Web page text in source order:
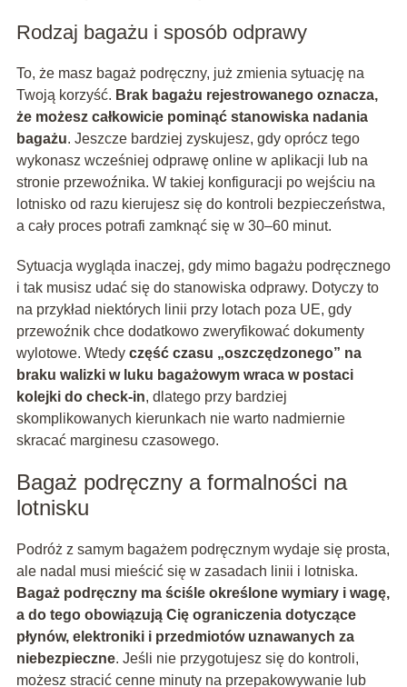
Rodzaj bagażu i sposób odprawy
To, że masz bagaż podręczny, już zmienia sytuację na
Twoją korzyść. Brak bagażu rejestrowanego oznacza,
że możesz całkowicie pominąć stanowiska nadania
bagażu. Jeszcze bardziej zyskujesz, gdy oprócz tego
wykonasz wcześniej odprawę online w aplikacji lub na
stronie przewoźnika. W takiej konfiguracji po wejściu na
lotnisko od razu kierujesz się do kontroli bezpieczeństwa,
a cały proces potrafi zamknąć się w 30–60 minut.
Sytuacja wygląda inaczej, gdy mimo bagażu podręcznego
i tak musisz udać się do stanowiska odprawy. Dotyczy to
na przykład niektórych linii przy lotach poza UE, gdy
przewoźnik chce dodatkowo zweryfikować dokumenty
wylotowe. Wtedy część czasu „oszczędzonego” na
braku walizki w luku bagażowym wraca w postaci
kolejki do check-in, dlatego przy bardziej
skomplikowanych kierunkach nie warto nadmiernie
skracać marginesu czasowego.
Bagaż podręczny a formalności na
lotnisku
Podróż z samym bagażem podręcznym wydaje się prosta,
ale nadal musi mieścić się w zasadach linii i lotniska.
Bagaż podręczny ma ściśle określone wymiary i wagę,
a do tego obowiązują Cię ograniczenia dotyczące
płynów, elektroniki i przedmiotów uznawanych za
niebezpieczne. Jeśli nie przygotujesz się do kontroli,
możesz stracić cenne minuty na przepakowywanie lub